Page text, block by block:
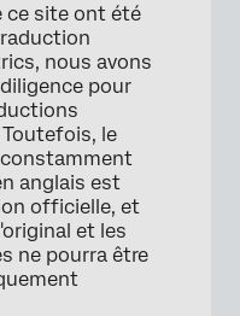
×
ce site ont été
nous avons
pour
le
anglais est
officielle, et
et les
ne pourra être